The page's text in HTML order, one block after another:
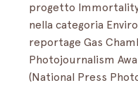
progetto
nella categoria
reportage Gas
Photojournalism
(National Press